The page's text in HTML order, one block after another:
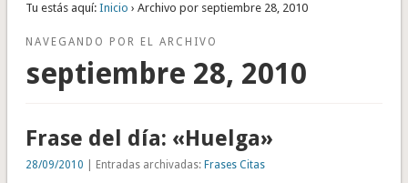
Tu estás aquí: Inicio › Archivo por septiembre 28, 2010
NAVEGANDO POR EL ARCHIVO
septiembre 28, 2010
Frase del día: «Huelga»
28/09/2010 | Entradas archivadas: Frases Citas